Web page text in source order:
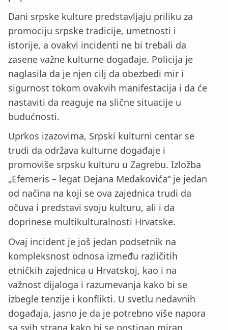
Dani srpske kulture predstavljaju priliku za
promociju srpske tradicije, umetnosti i
istorije, a ovakvi incidenti ne bi trebali da
zasene važne kulturne događaje. Policija je
naglasila da je njen cilj da obezbedi mir i
sigurnost tokom ovakvih manifestacija i da će
nastaviti da reaguje na slične situacije u
budućnosti.
Uprkos izazovima, Srpski kulturni centar se
trudi da održava kulturne događaje i
promoviše srpsku kulturu u Zagrebu. Izložba
„Efemeris – legat Dejana Medakovića“ je jedan
od načina na koji se ova zajednica trudi da
očuva i predstavi svoju kulturu, ali i da
doprinese multikulturalnosti Hrvatske.
Ovaj incident je još jedan podsetnik na
kompleksnost odnosa između različitih
etničkih zajednica u Hrvatskoj, kao i na
važnost dijaloga i razumevanja kako bi se
izbegle tenzije i konflikti. U svetlu nedavnih
događaja, jasno je da je potrebno više napora
sa svih strana kako bi se postigao miran